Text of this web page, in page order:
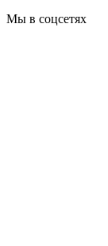
Мы в соцсетях